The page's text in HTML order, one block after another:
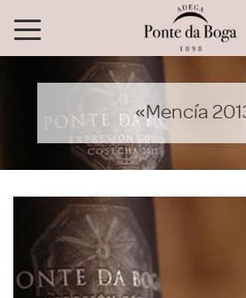
Soy socio del
He olvidado mi contraseña
«Mencía